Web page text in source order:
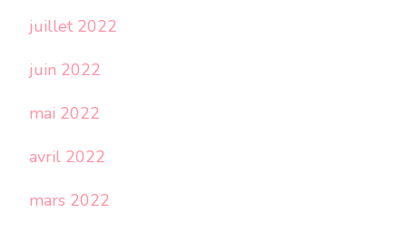
juillet 2022
juin 2022
mai 2022
avril 2022
mars 2022